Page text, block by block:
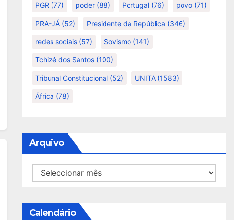
PGR (77) poder (88) Portugal (76) povo (71)
PRA-JÁ (52) Presidente da República (346)
redes sociais (57) Sovismo (141)
Tchizé dos Santos (100)
Tribunal Constitucional (52) UNITA (1583)
África (78)
Arquivo
Arquivo
Calendário